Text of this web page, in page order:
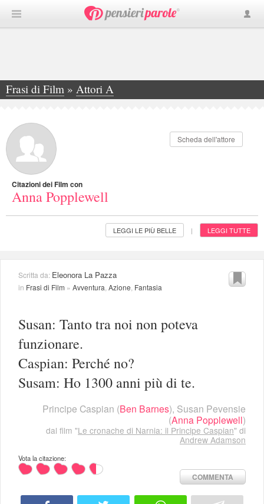
Frasi di Film » Attori A
»Anna Popplewell
Scheda dell'attore
Citazioni dei Film con
Anna Popplewell
LEGGI LE PIÙ BELLE | LEGGI TUTTE
Scritta da: Eleonora La Pazza
in Frasi di Film » Avventura,Azione, Fantasia
Susan: Tanto tra noi non poteva
funzionare.
Caspian: Perché no?
Susam: Ho 1300 anni più di te.
Principe Caspian (Ben Barnes), Susan Pevensie
(Anna Popplewell)
dal film "Le cronache di Narnia: il Principe Caspian" di
Andrew Adamson
Vota la citazione:
COMMENTA